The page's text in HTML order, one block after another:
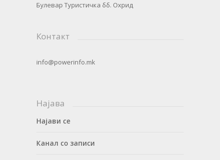
Булевар Туристичка бб. Охрид
Контакт
info@powerinfo.mk
Најава
Најави се
Канал со записи